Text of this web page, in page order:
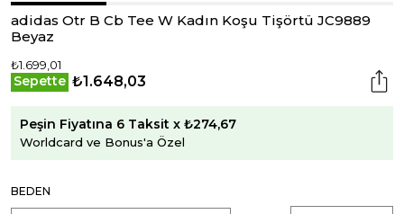
adidas Otr B Cb Tee W Kadın Koşu Tişörtü JC9889
Beyaz
₺1.699,01
Sepette ₺1.648,03
Peşin Fiyatına 6 Taksit x ₺274,67
Worldcard ve Bonus'a Özel
BEDEN